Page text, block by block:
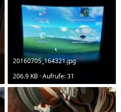
20160705_164321.jpg
206.9 KB · Aufrufe: 31